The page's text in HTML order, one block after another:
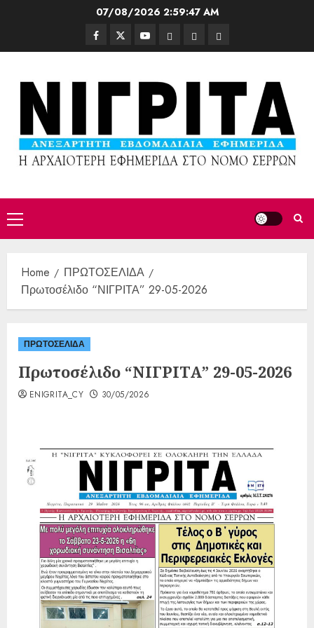
07/08/2026 2:59:49 AM
Home
ΠΡΩΤΟΣΕΛΙΔΑ
Πρωτοσέλιδο “ΝΙΓΡΙΤΑ” 29-05-2026
ΠΡΩΤΟΣΕΛΙΔΑ
Πρωτοσέλιδο “ΝΙΓΡΙΤΑ” 29-05-2026
ENIGRITA_CY 30/05/2026